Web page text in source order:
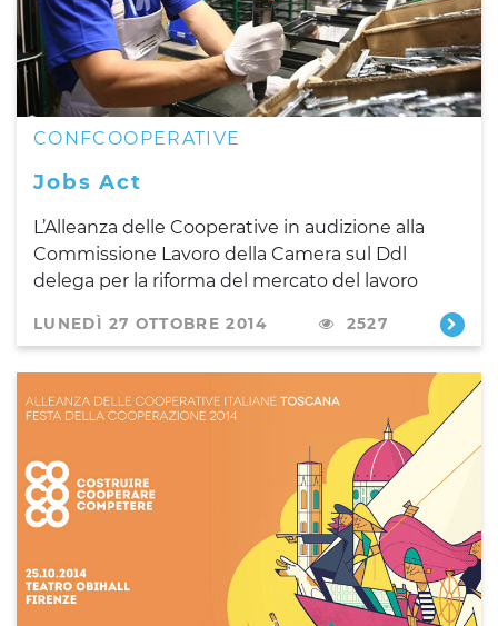
CONFCOOPERATIVE
Jobs Act
L’Alleanza delle Cooperative in audizione alla
Commissione Lavoro della Camera sul Ddl
delega per la riforma del mercato del lavoro
LUNEDÌ 27 OTTOBRE 2014 2527